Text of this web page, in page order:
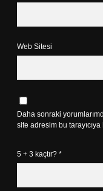
Web Sitesi
Daha sonraki
site adresim bu
5 + 3 kaçtır? *